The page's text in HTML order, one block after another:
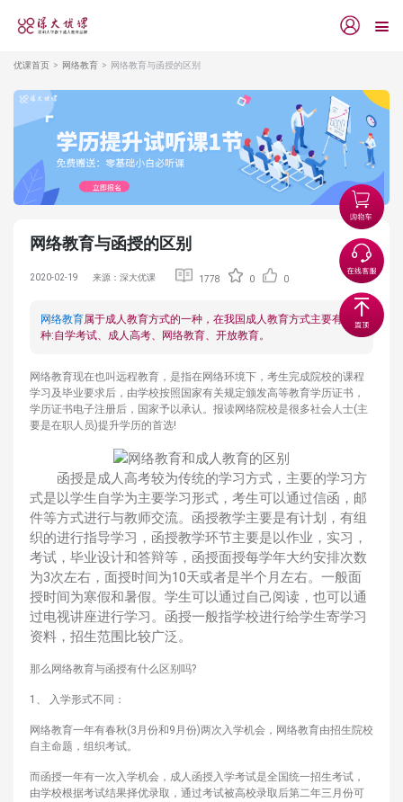
优课首页 网络教育 网络教育与函授的区别
网络教育与函授的区别
2020-02-19 来源：深大优课 1778 0 0
网络教育属于成人教育方式的一种，在我国成人教育方式主要有四
种:自学考试、成人高考、网络教育、开放教育。
网络教育现在也叫远程教育，是指在网络环境下，考生完成院校的课程
学习及毕业要求后，由学校按照国家有关规定颁发高等教育学历证书，
学历证书电子注册后，国家予以承认。报读网络院校是很多社会人士(主
要是在职人员)提升学历的首选!
函授是成人高考较为传统的学习方式，主要的学习方
式是以学生自学为主要学习形式，考生可以通过信函，邮
件等方式进行与教师交流。函授教学主要是有计划，有组
织的进行指导学习，函授教学环节主要是以作业，实习，
考试，毕业设计和答辩等，函授面授每学年大约安排次数
为3次左右，面授时间为10天或者是半个月左右。一般面
授时间为寒假和暑假。学生可以通过自己阅读，也可以通
过电视讲座进行学习。函授一般指学校进行给学生寄学习
资料，招生范围比较广泛。
那么网络教育与函授有什么区别吗?
1、 入学形式不同：
网络教育一年有春秋(3月份和9月份)两次入学机会，网络教育由招生院校
自主命题，组织考试。
而函授一年有一次入学机会，成人函授入学考试是全国统一招生考试，
由学校根据考试结果择优录取，通过考试被高校录取后第二年三月份可